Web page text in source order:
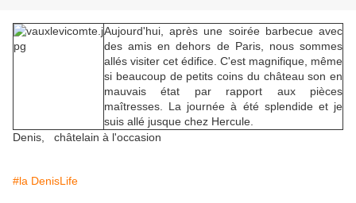
Aujourd'hui, après une soirée barbecue avec
des amis en dehors de Paris, nous sommes
allés visiter cet édifice. C'est magnifique, même
si beaucoup de petits coins du château son en
mauvais état par rapport aux pièces
maîtresses. La journée à été splendide et je
suis allé jusque chez Hercule.
Denis, châtelain à l'occasion
#la DenisLife